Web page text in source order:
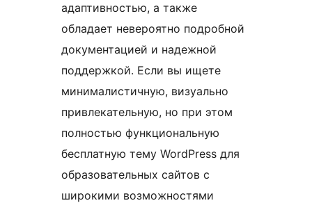
адаптивностью, а также
обладает невероятно подробной
документацией и надежной
поддержкой. Если вы ищете
минималистичную, визуально
привлекательную, но при этом
полностью функциональную
бесплатную тему WordPress для
образовательных сайтов с
широкими возможностями